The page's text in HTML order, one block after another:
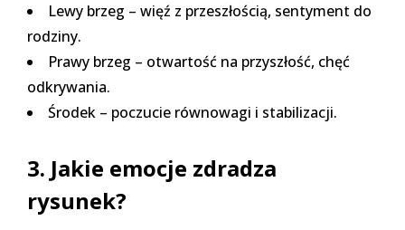
Lewy brzeg – więź z przeszłością, sentyment do
rodziny.
Prawy brzeg – otwartość na przyszłość, chęć
odkrywania.
Środek – poczucie równowagi i stabilizacji.
3. Jakie emocje zdradza
rysunek?